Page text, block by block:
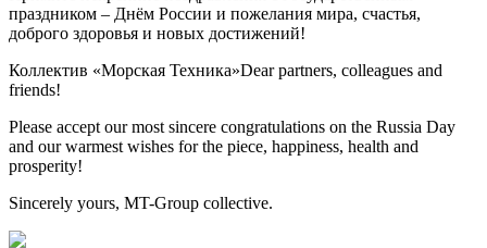
праздником – Днём России и пожелания мира, счастья,
доброго здоровья и новых достижений!
Коллектив «Морская Техника»Dear partners, colleagues and
friends!
Please accept our most sincere congratulations on the Russia Day
and our warmest wishes for the piece, happiness, health and
prosperity!
Sincerely yours, MT-Group collective.